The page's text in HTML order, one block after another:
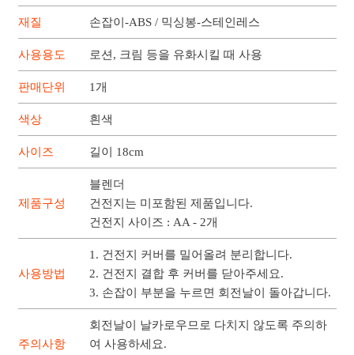
재질 손잡이-ABS / 믹싱봉-스테인레스
사용용도 로션, 크림 등을 유화시킬 때 사용
판매단위 1개
색상 흰색
사이즈 길이 18cm
제품구성
블렌더
건전지는 미포함된 제품입니다.
건전지 사이즈 : AA - 2개
사용방법
1. 건전지 커버를 밀어올려 분리합니다.
2. 건전지 결합 후 커버를 닫아주세요.
3. 손잡이 부분을 누르면 회전날이 돌아갑니다.
주의사항
회전날이 날카로우므로 다치지 않도록 주의하
여 사용하세요.